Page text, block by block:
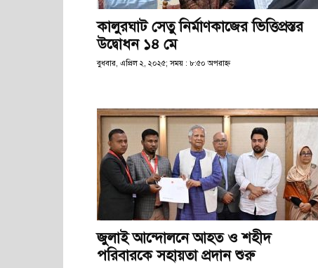
কালুরঘাট সেতু নির্মাণকাজের ভিত্তিপ্রস্তর
উদ্বোধন ১৪ মে
বুধবার, এপ্রিল ২, ২০২৫; সময় : ৮:৫০ অপরাহ্ণ
জুলাই আন্দোলনে আহত ও শহীদ
পরিবারকে সহায়তা প্রদান শুরু